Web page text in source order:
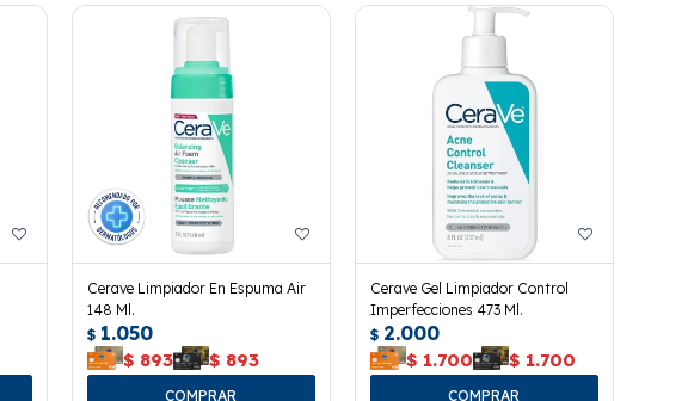
Cerave Limpiador En Espuma Air
148 Ml.
$ 1.050
$ 893 $ 893
Cerave Gel Limpiador Control
Imperfecciones 473 Ml.
$ 2.000
$ 1.700 $ 1.700